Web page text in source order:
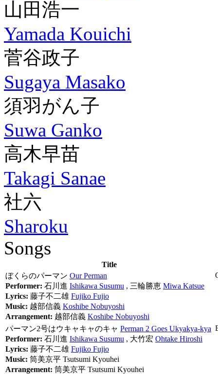
山田浩一
Yamada Kouichi
菅谷政子
Sugaya Masako
須羽がん子
Suwa Ganko
高木早苗
Takagi Sanae
社六
Sharoku
Songs
Title
ぼくらのパーマン Our Perman
Performer: 石川進 Ishikawa Susumu , 三輪勝恵 Miwa Katsue
Lyrics: 藤子不二雄 Fujiko Fujio
Music: 越部信義 Koshibe Nobuyoshi
Arrangement: 越部信義 Koshibe Nobuyoshi
パーマン2号はウキャキャのキャ Perman 2 Goes Ukyakya-kya
Performer: 石川進 Ishikawa Susumu , 大竹宏 Ohtake Hiroshi
Lyrics: 藤子不二雄 Fujiko Fujio
Music: 筒美京平 Tsutsumi Kyouhei
Arrangement: 筒美京平 Tsutsumi Kyouhei